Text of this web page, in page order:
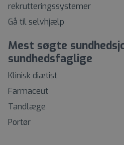
rekrutteringssystemer
Gå til selvhjælp
Mest søgte
sundhedsfaglige
Klinisk diætist
Farmaceut
Tandlæge
Portør